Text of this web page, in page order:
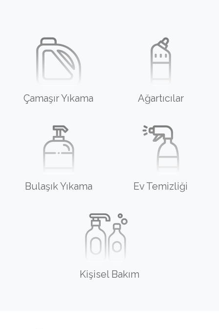
Çamaşır Yıkama Ağartıcılar
Bulaşık Yıkama Ev Temizliği
Kişisel Bakım